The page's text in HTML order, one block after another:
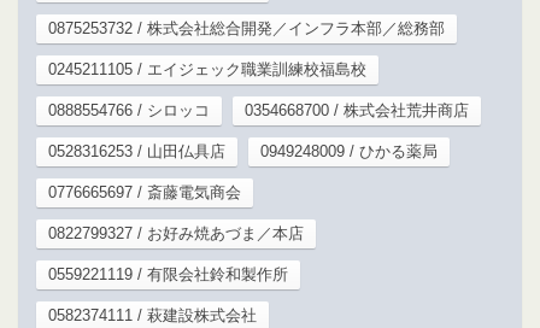
0875253732 / 株式会社総合開発／インフラ本部／総務部
0245211105 / エイジェック職業訓練校福島校
0888554766 / シロッコ 0354668700 / 株式会社荒井商店
0528316253 / 山田仏具店 0949248009 / ひかる薬局
0776665697 / 斎藤電気商会
0822799327 / お好み焼あづま／本店
0559221119 / 有限会社鈴和製作所
0582374111 / 萩建設株式会社